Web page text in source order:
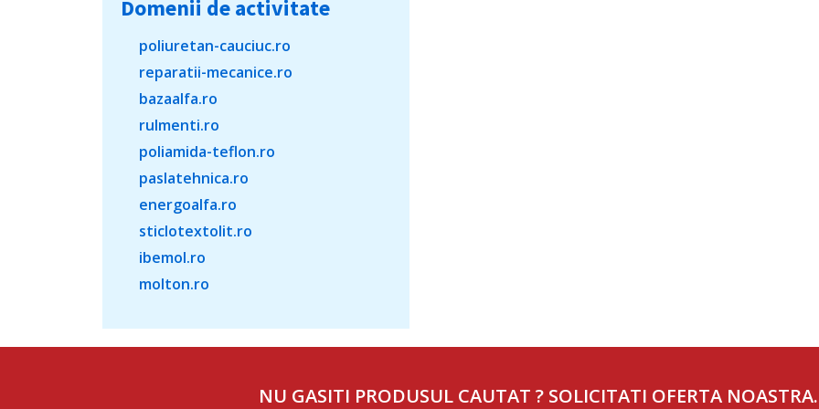
Domenii de activitate
poliuretan-cauciuc.ro
reparatii-mecanice.ro
bazaalfa.ro
rulmenti.ro
poliamida-teflon.ro
paslatehnica.ro
energoalfa.ro
sticlotextolit.ro
ibemol.ro
molton.ro
NU GASITI PRODUSUL CAUTAT ? SOLICITATI OFERTA NOASTRA.